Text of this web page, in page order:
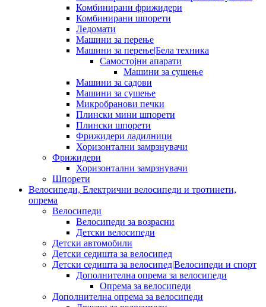
Комбинирани фрижидери
Комбинирани шпорети
Ледомати
Машини за перење
Машини за перење|Бела техника
Самостојни апарати
Машини за сушење
Машини за садови
Машини за сушење
Микробранови печки
Плински мини шпорети
Плински шпорети
Фрижидери ладилници
Хоризонтални замрзнувачи
Фрижидери
Хоризонтални замрзнувачи
Шпорети
Велосипеди, Електрични велосипеди и тротинети,
опрема
Велосипеди
Велосипеди за возрасни
Детски велосипеди
Детски автомобили
Детски седишта за велосипед
Детски седишта за велосипед|Велосипеди и спорт
Дополнителна опрема за велосипеди
Опрема за велосипеди
Дополнителна опрема за велосипеди